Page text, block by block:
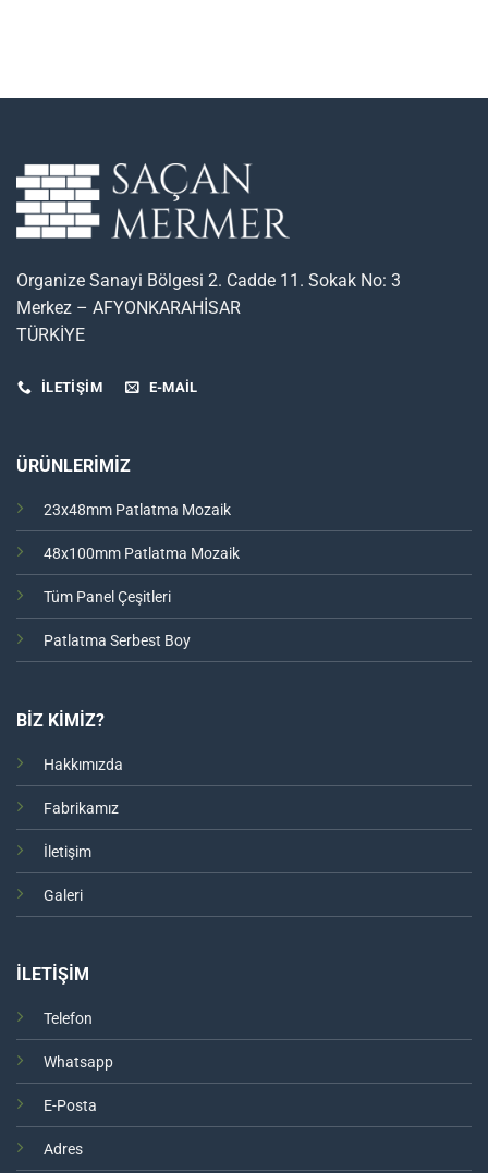
Organize Sanayi Bölgesi 2. Cadde 11. Sokak No: 3
Merkez – AFYONKARAHİSAR
TÜRKİYE
İLETİŞİM E-MAIL
ÜRÜNLERİMİZ
23x48mm Patlatma Mozaik
48x100mm Patlatma Mozaik
Tüm Panel Çeşitleri
Patlatma Serbest Boy
BİZ KİMİZ?
Hakkımızda
Fabrikamız
İletişim
Galeri
İLETİŞİM
Telefon
Whatsapp
E-Posta
Adres